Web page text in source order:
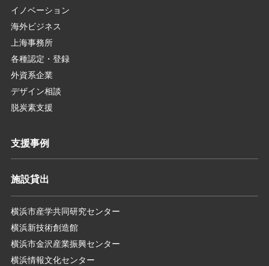
イノベーション
海外ビジネス
上海事務所
各種認定・登録
外資系企業
デザイン相談
脱炭素支援
支援事例
施設貸出
横浜市産学共同研究センター
横浜新技術創造館
横浜市金沢産業振興センター
横浜情報文化センター